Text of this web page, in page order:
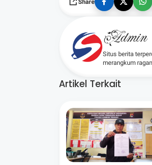
Share
Admin
Situs berita
merangkum
Artikel Terkait